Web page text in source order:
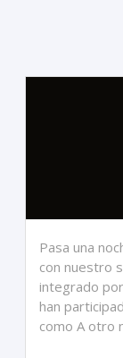
Pasa una
con nuestro
integrado
han
como A otro